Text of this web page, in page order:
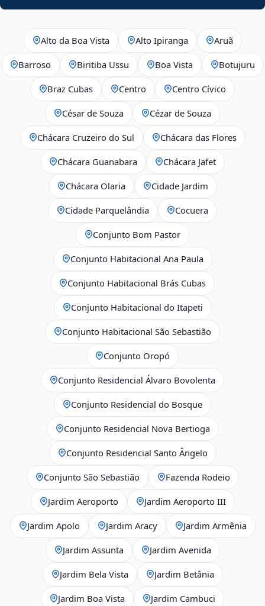
Alto da Boa Vista Alto Ipiranga Aruã
Barroso Biritiba Ussu Boa Vista Botujuru
Braz Cubas Centro Centro Cívico
César de Souza Cézar de Souza
Chácara Cruzeiro do Sul Chácara das Flores
Chácara Guanabara Chácara Jafet
Chácara Olaria Cidade Jardim
Cidade Parquelândia Cocuera
Conjunto Bom Pastor
Conjunto Habitacional Ana Paula
Conjunto Habitacional Brás Cubas
Conjunto Habitacional do Itapeti
Conjunto Habitacional São Sebastião
Conjunto Oropó
Conjunto Residencial Álvaro Bovolenta
Conjunto Residencial do Bosque
Conjunto Residencial Nova Bertioga
Conjunto Residencial Santo Ângelo
Conjunto São Sebastião Fazenda Rodeio
Jardim Aeroporto Jardim Aeroporto III
Jardim Apolo Jardim Aracy Jardim Armênia
Jardim Assunta Jardim Avenida
Jardim Bela Vista Jardim Betânia
Jardim Boa Vista Jardim Cambuci